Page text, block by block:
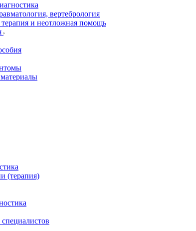
вертебрология
и неотложная помощь
(терапия)